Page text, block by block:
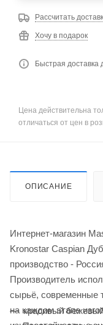
Рассчитать
Хочу в подарок
Быстрая доставка
Цена действительна
отличаться от цен в
ОПИСАНИЕ
Интернет-магазин
Kronostar Caspian
производство -
Производитель
сырьё, современные
на каждом этапе
красивый